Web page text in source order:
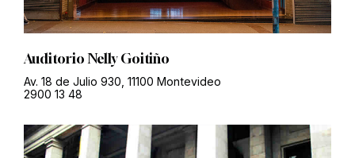
Auditorio Nelly Goitiño
Av. 18 de Julio 930, 11100 Montevideo
2900 13 48